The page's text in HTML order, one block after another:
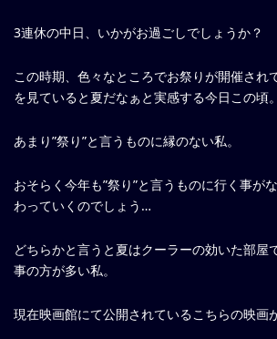
Mail Order
Contact
3連休の中日、いかがお過ごしでしょうか？
この時期、色々なところでお祭りが開催され
を見ていると夏だなぁと実感する今日この頃。
あまり”祭り”と言うものに縁のない私。
おそらく今年も”祭り”と言うものに行く事が
わっていくのでしょう…
どちらかと言うと夏はクーラーの効いた部屋
事の方が多い私。
現在映画館にて公開されているこちらの映画